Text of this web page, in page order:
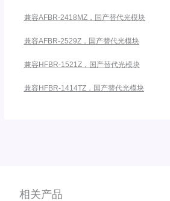
兼容AFBR-2418MZ，国产替代光模块
兼容AFBR-2529Z，国产替代光模块
兼容HFBR-1521Z，国产替代光模块
兼容HFBR-1414TZ，国产替代光模块
相关产品